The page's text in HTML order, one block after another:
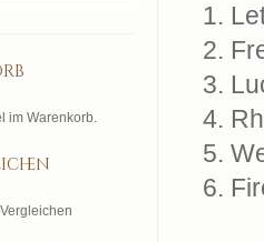
1.
2.
3.
4.
5.
6.
im Warenkorb.